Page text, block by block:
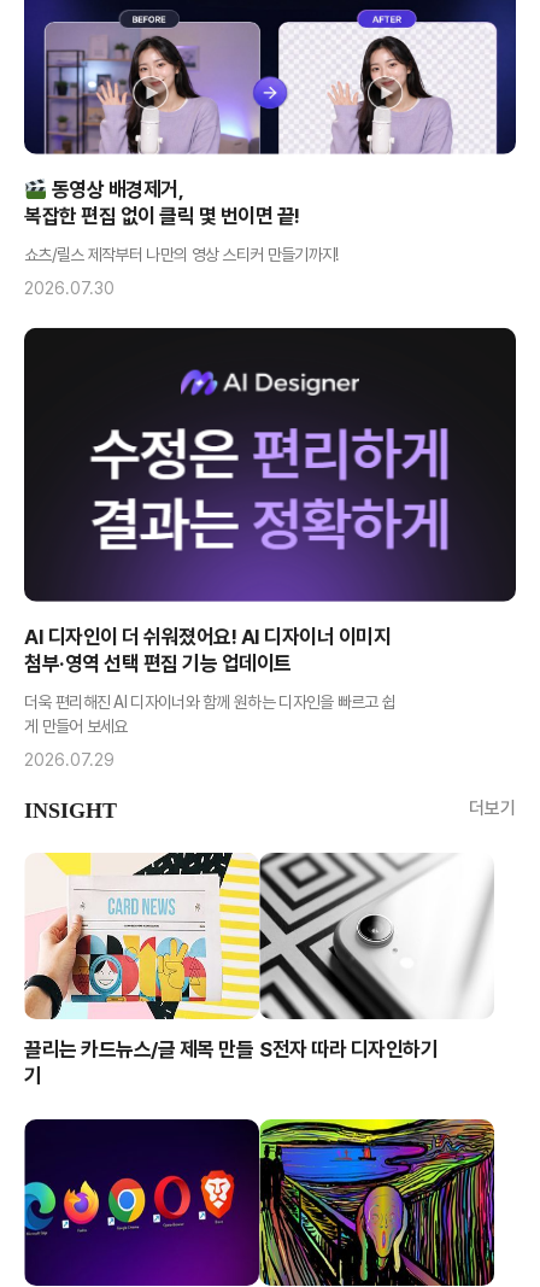
동영상 배경제거,
복잡한 편집 없이 클릭 몇 번이면 끝!
쇼츠/릴스 제작부터 나만의 영상 스티커 만들기까지!
2026.07.30
AI 디자인이 더 쉬워졌어요! AI 디자이너 이미지
첨부·영역 선택 편집 기능 업데이트
더욱 편리해진 AI 디자이너와 함께 원하는 디자인을 빠르고 쉽
게 만들어 보세요
2026.07.29
INSIGHT 더보기
끌리는 카드뉴스/글 제목 만들
기
S전자 따라 디자인하기